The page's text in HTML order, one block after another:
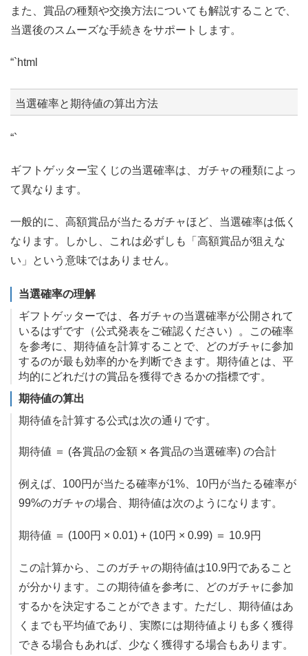
また、賞品の種類や交換方法についても解説することで、
当選後のスムーズな手続きをサポートします。
“`html
当選確率と期待値の算出方法
“`
ギフトゲッター宝くじの当選確率は、ガチャの種類によっ
て異なります。
一般的に、高額賞品が当たるガチャほど、当選確率は低く
なります。しかし、これは必ずしも「高額賞品が狙えな
い」という意味ではありません。
当選確率の理解
ギフトゲッターでは、各ガチャの当選確率が公開されて
いるはずです（公式発表をご確認ください）。この確率
を参考に、期待値を計算することで、どのガチャに参加
するのが最も効率的かを判断できます。期待値とは、平
均的にどれだけの賞品を獲得できるかの指標です。
期待値の算出
期待値を計算する公式は次の通りです。
期待値 ＝ (各賞品の金額 × 各賞品の当選確率) の合計
例えば、100円が当たる確率が1%、10円が当たる確率が
99%のガチャの場合、期待値は次のようになります。
期待値 ＝ (100円 × 0.01) + (10円 × 0.99) ＝ 10.9円
この計算から、このガチャの期待値は10.9円であること
が分かります。この期待値を参考に、どのガチャに参加
するかを決定することができます。ただし、期待値はあ
くまでも平均値であり、実際には期待値よりも多く獲得
できる場合もあれば、少なく獲得する場合もあります。